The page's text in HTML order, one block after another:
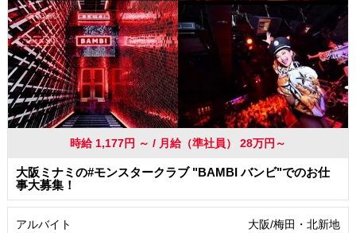
時給 1,177円 ～ / 月給（準社員） 28万円～
大阪ミナミの#モンスタークラブ "BAMBI バンビ"でのお仕
事大募集！
アルバイト 大阪/梅田・北新地